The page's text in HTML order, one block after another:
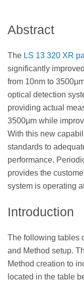
Abstract
The LS 13 320 XR
significantly
from 10nm to
optical detection
providing actual
3500µm while
With this new
standards to
performance.
provides the
system is operating
Introduction
The following tables
and Method setup.
Method creation to
located in the table